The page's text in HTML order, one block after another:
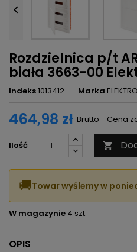

Rozdzielnica p/t
biała 3663-00
Indeks1013412 Marka
464,98 zł Brutto - Cena
Ilość 
🚚Towar wyślemy w
W magazynie 4 szt.
OPIS